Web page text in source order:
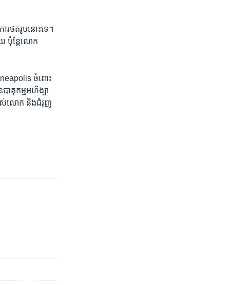
ថតរូប​នោះ​ទេ។
ប៉ុន្តែ​លោក​
ចំពោះ​
ាតុកម្ម​អហិង្សា
បស់​លោក និង​ជំរុញ​